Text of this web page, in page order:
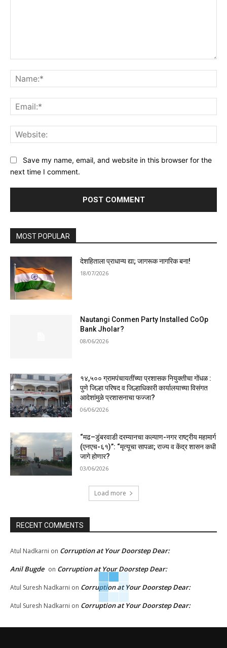
Save my name, email, and website in this browser for the
next time I comment.
MOST POPULAR
देशहिताला प्राधान्य द्या; जागरूक नागरिक बना!
18/07/2026
Nautangi Conmen Party Installed CoOp
Bank Jholar?
08/06/2026
१४,५०० ग्रामपंचायतींच्या प्रशासक नियुक्तीचा गोंधळ :
पुणे जिल्हा परिषद व जिल्हाधिकारी कार्यालयाच्या विसंगत
आदेशांमुळे प्रशासनाचा फज्जा?
06/06/2026
“मढ–डुंबरवाडी दरम्यानचा कल्याण-नगर राष्ट्रीय महामार्ग
(एनएच-६१)”: “मृत्यूचा सापळा; राज्य व केंद्र शासन कधी
जागे होणार?
03/06/2026
Load more
RECENT COMMENTS
Atul Nadkarni on Corruption at Your Doorstep Dear:
Anil Bugde on Corruption at Your Doorstep Dear:
Atul Suresh Nadkarni on Corruption at Your Doorstep Dear:
Atul Suresh Nadkarni on Corruption at Your Doorstep Dear: